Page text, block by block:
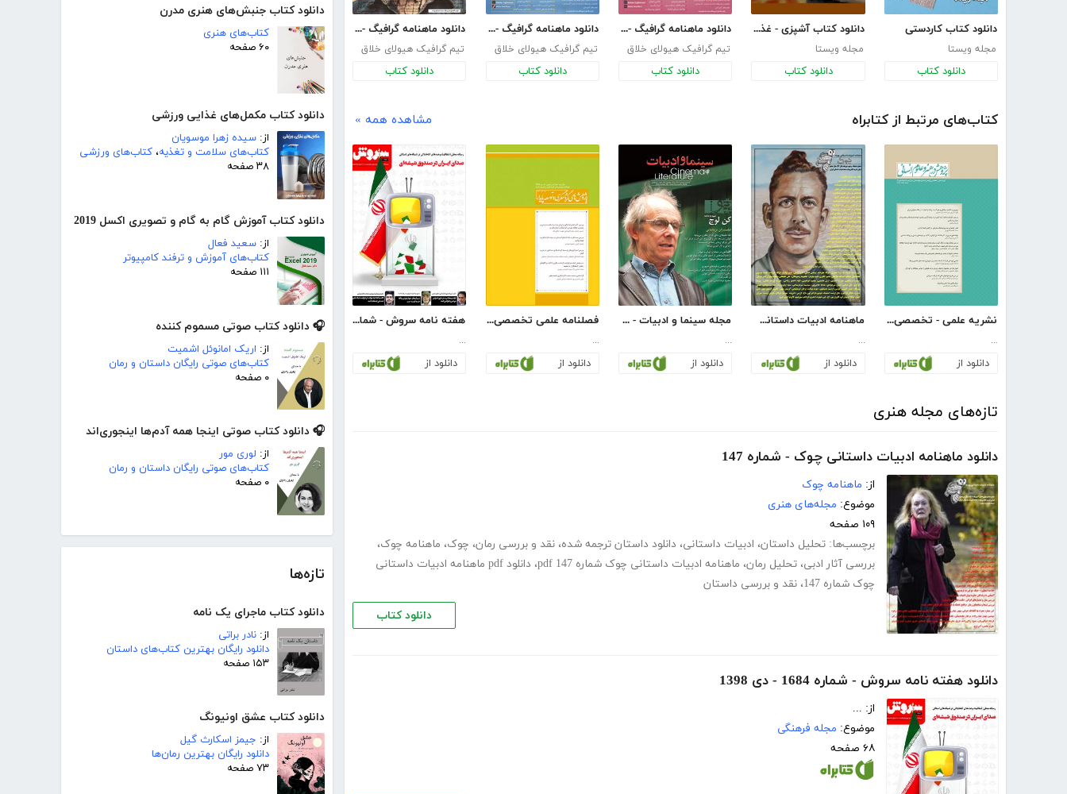
دانلود کتاب جنبش‌های هنری مدرن
کتاب‌های هنری
۶۰ صفحه
دانلود کتاب مکمل‌های غذایی ورزشی
از: سیده زهرا موسویان
کتاب‌های سلامت و تغذیه، کتاب‌های ورزشی
۳۸ صفحه
دانلود کتاب آموزش گام به گام و تصویری اکسل 2019
از: سعید فعال
کتاب‌های آموزش و ترفند کامپیوتر
۱۱۱ صفحه
🎧 دانلود کتاب صوتی مسموم کننده
از: اریک امانوئل اشمیت
کتاب‌های صوتی رایگان داستان و رمان
۰ صفحه
🎧 دانلود کتاب صوتی اینجا همه آدم‌ها اینجوری‌اند
از: لوری مور
کتاب‌های صوتی رایگان داستان و رمان
۰ صفحه
تازه‌ها
دانلود کتاب ماجرای یک نامه
از: نادر براتی
دانلود رایگان بهترین کتاب‌های داستان
۱۵۳ صفحه
دانلود کتاب عشق اونیونگ
از: جیمز اسکارث گیل
دانلود رایگان بهترین رمان‌ها
۷۳ صفحه
دانلود کتاب کاردستی
مجله ویستا
دانلود کتاب
دانلود کتاب آشپزی - غذاهای آماده و فوری
مجله ویستا
دانلود کتاب
دانلود ماهنامه گرافیگ - هیولای خلاق - شماره 8
تیم گرافیک هیولای خلاق
دانلود کتاب
دانلود ماهنامه گرافیگ - هیولای خلاق - شماره 9
تیم گرافیک هیولای خلاق
دانلود کتاب
دانلود ماهنامه گرافیگ - هیولای خلاق - شماره 6
تیم گرافیک هیولای خلاق
دانلود کتاب
کتاب‌های مرتبط از کتابراه مشاهده همه »
نشریه علمی - تخصصی پژوهش در هنر و علوم انسانی - شماره 7
...
دانلود از
ماهنامه ادبیات داستانی چوک - شماره 89
...
دانلود از
مجله سینما و ادبیات - شماره 17
...
دانلود از
فصلنامه علمی تخصصی پژوهش‌های گردشگری و توسعه پایدار - شماره 5
...
دانلود از
هفته نامه سروش - شماره 1684 - دی 1398
...
دانلود از
تازه‌های مجله هنری
دانلود ماهنامه ادبیات داستانی چوک - شماره 147
از: ماهنامه چوک
موضوع: مجله‌های هنری
۱۰۹ صفحه
برچسب‌ها: تحلیل داستان، ادبیات داستانی، دانلود داستان ترجمه شده، نقد و بررسی رمان، چوک، ماهنامه چوک،
بررسی آثار ادبی، تحلیل رمان، ماهنامه ادبیات داستانی چوک شماره 147 pdf ،
دانلود pdf ماهنامه ادبیات داستانی
چوک شماره 147
، نقد و بررسی داستان
دانلود کتاب
دانلود هفته نامه سروش - شماره 1684 - دی 1398
از: ...
موضوع: مجله فرهنگی
۶۸ صفحه